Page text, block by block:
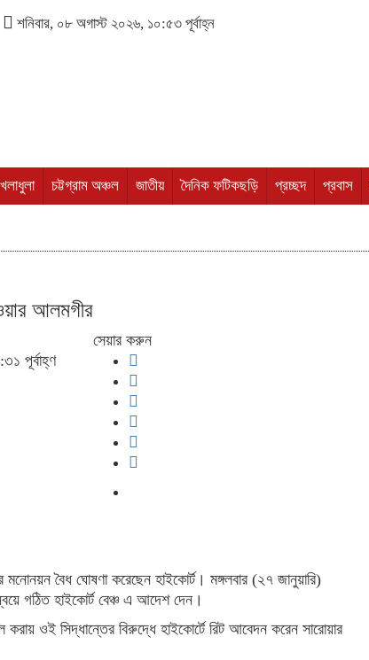
শনিবার, ০৮ অগাস্ট ২০২৬, ১০:৫৩ পূর্বাহ্ন
চট্টগ্রাম অঞ্চল জাতীয় দৈনিক ফটিকছড়ি প্রচ্ছদ প্রবাস
আলমগীর
পূর্বাহ্ণ
সেয়ার করুন
বৈধ ঘোষণা করেছেন হাইকোর্ট। মঙ্গলবার (২৭ জানুয়ারি)
গঠিত হাইকোর্ট বেঞ্চ এ আদেশ দেন।
করায় ওই সিদ্ধান্তের বিরুদ্ধে হাইকোর্টে রিট আবেদন করেন সারোয়ার